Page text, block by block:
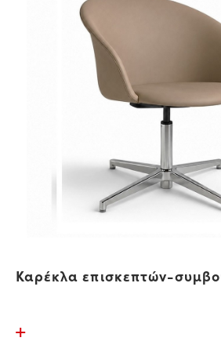
Καρέκλα επισκεπτών-